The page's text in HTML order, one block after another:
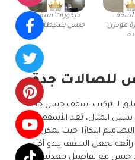
اسقف
مودرن
ديكورات اسقف
جبس بسيطة جدة
للصالات جدة
لــ تركيب اسقف جبس جدة،
المثال، تعد الأسقف
ابتكارًا. حيث يمكن
رائعة تجعل السقف يبدو أكثر
جبس مع تفاصيل معدنية. حيث